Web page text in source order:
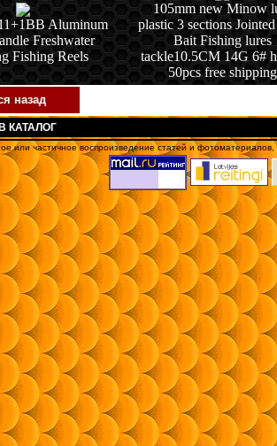
Aluminum
Freshwater
Fishing Reels
105mm new Minow
plastic 3 sections
Bait Fishing lures
tackle10.5CM 14G 6#
50pcs free shipping
назад
КАТАЛОГ
или частичное воспроизведение статей и